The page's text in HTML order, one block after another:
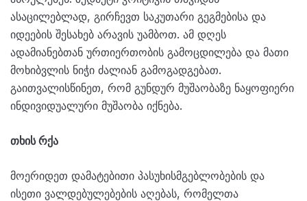
ასაცილებლად, გირჩევთ საკუთარი გეგმებისა და
იდეების შესახებ არავის უამბოთ. ამ დღეს
ადამიანებთან ურთიერთობის გამოცდილება და მათი
მოხიბვლის ნიჭი ძალიან გამოგადგებათ.
გაითვალისწინეთ, რომ გუნდურ მუშაობაზე ნაყოფიერი
ინდივიდუალური მუშაობა იქნება.
თხის რქა
მოერიდეთ დამატებითი პასუხისმგებლობების და
ისეთი ვალდებულებების აღებას, რომელთა